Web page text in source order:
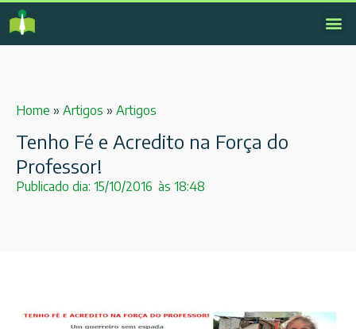
Home » Artigos » Artigos
Tenho Fé e Acredito na Força do
Professor!
Publicado dia: 15/10/2016 às 18:48